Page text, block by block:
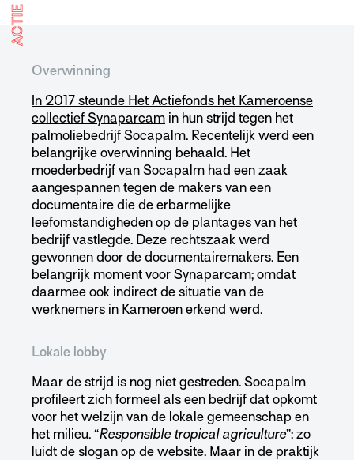
ACTIE
Overwinning
In 2017 steunde Het Actiefonds het Kameroense
collectief Synaparcam in hun strijd tegen het
palmoliebedrijf Socapalm. Recentelijk werd een
belangrijke overwinning behaald. Het
moederbedrijf van Socapalm had een zaak
aangespannen tegen de makers van een
documentaire die de erbarmelijke
leefomstandigheden op de plantages van het
bedrijf vastlegde. Deze rechtszaak werd
gewonnen door de documentairemakers. Een
belangrijk moment voor Synaparcam; omdat
daarmee ook indirect de situatie van de
werknemers in Kameroen erkend werd.
Lokale lobby
Maar de strijd is nog niet gestreden. Socapalm
profileert zich formeel als een bedrijf dat opkomt
voor het welzijn van de lokale gemeenschap en
het milieu. “Responsible tropical agriculture”: zo
luidt de slogan op de website. Maar in de praktijk